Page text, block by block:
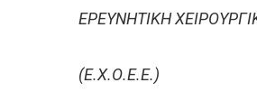
ΕΡΕΥΝΗΤΙΚΗ
(Ε.Χ.Ο.Ε.Ε.)